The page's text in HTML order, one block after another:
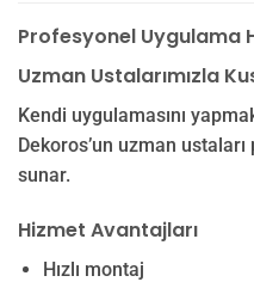
Profesyonel Uygulama
Uzman Ustalarımızla
Kendi uygulamasını
Dekoros’un uzman
sunar.
Hizmet Avantajları
Hızlı montaj